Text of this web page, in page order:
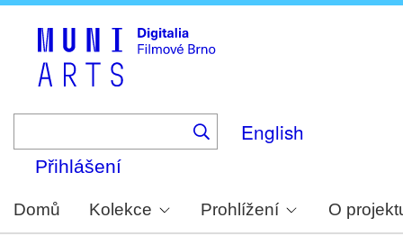
English
Přihlášení
Domů Kolekce Prohlížení O